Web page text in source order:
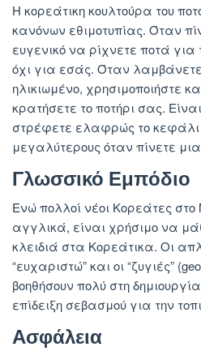
Η κορεάτικη κουλτούρα του
κανόνων εθιμοτυπίας. Όταν
ευγενικό να ρίχνετε ποτά
όχι για εσάς. Όταν
ηλικιωμένο, χρησιμοποιήστε
κρατήσετε το ποτήρι σας.
στρέφετε ελαφρώς το
μεγαλύτερους όταν πίνετε
Γλωσσικό Εμπόδιο
Ενώ πολλοί νέοι Κορεάτες
αγγλικά, είναι χρήσιμο να
κλειδιά στα Κορεάτικα. Οι
“ευχαριστώ” και οι “ζυγιές”
βοηθήσουν πολύ στη
επίδειξη σεβασμού για την
Ασφάλεια